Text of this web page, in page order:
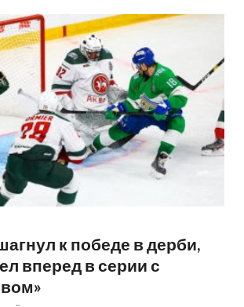
к победе в дерби,
вперед в серии с